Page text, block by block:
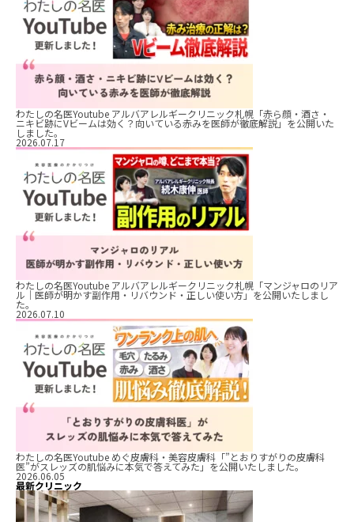
わたしの名医Youtube アルバアレルギークリニック札幌「赤ら顔・酒さ・
ニキビ跡にVビームは効く？向いている赤みを医師が徹底解説」を公開いた
しました。
2026.07.17
わたしの名医Youtube アルバアレルギークリニック札幌「マンジャロのリア
ル｜医師が明かす副作用・リバウンド・正しい使い方」を公開いたしまし
た。
2026.07.10
わたしの名医Youtube めぐ皮膚科・美容皮膚科「”とおりすがりの皮膚科
医”がスレッズの肌悩みに本気で答えてみた」を公開いたしました。
2026.06.05
最新クリニック